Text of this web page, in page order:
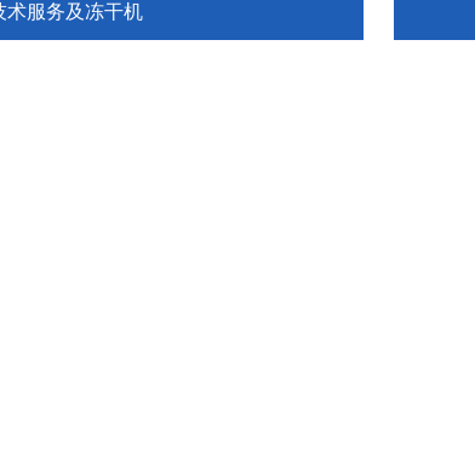
术服务及冻干机